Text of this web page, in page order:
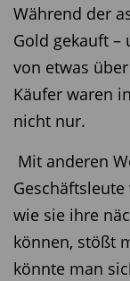
Während der
Gold gekauft –
von etwas
Käufer waren
nicht nur.
Mit anderen
wie sie ihre
können, stößt
könnte man